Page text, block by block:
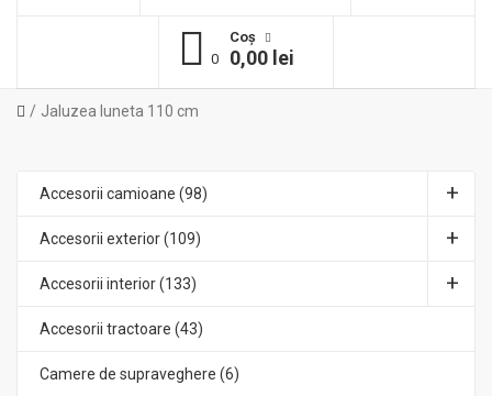
Coş
0
0,00 lei
Jaluzea luneta 110 cm
Accesorii camioane (98)
Accesorii exterior (109)
Accesorii interior (133)
Accesorii tractoare (43)
Camere de supraveghere (6)